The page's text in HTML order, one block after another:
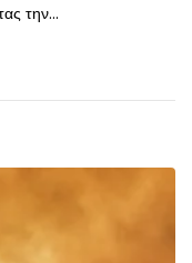
την...